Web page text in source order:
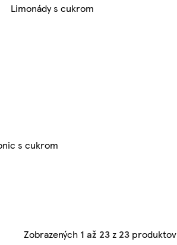
Limonády s cukrom
s cukrom
Zobrazených 1 až 23z 23 produktov